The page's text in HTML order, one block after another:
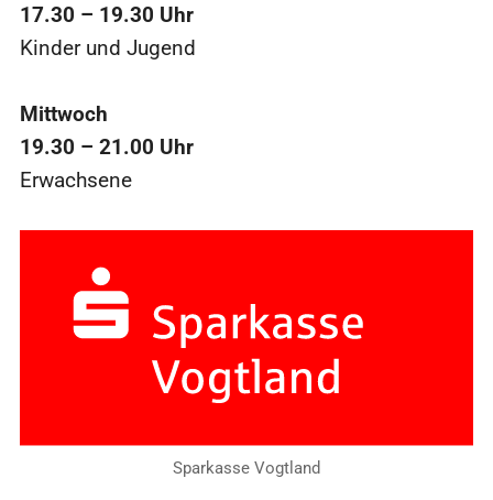
17.30 – 19.30 Uhr
Kinder und Jugend
Mittwoch
19.30 – 21.00 Uhr
Erwachsene
Sparkasse Vogtland